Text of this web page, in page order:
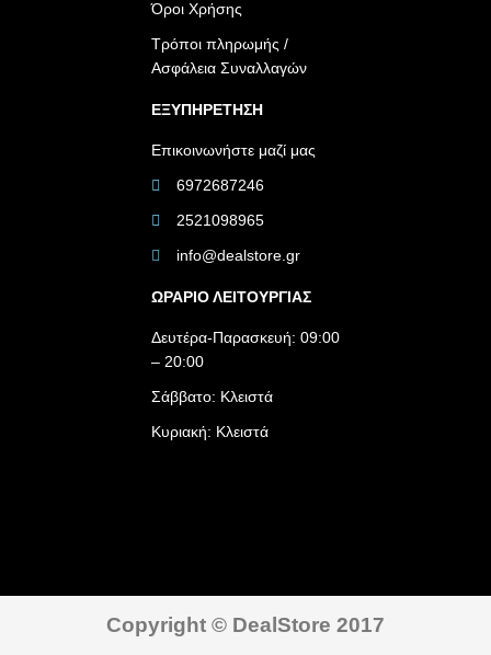
Όροι Χρήσης
Τρόποι πληρωμής /
Ασφάλεια Συναλλαγών
ΕΞΥΠΗΡΕΤΗΣΗ
Επικοινωνήστε μαζί μας
6972687246
2521098965
info@dealstore.gr
ΩΡΑΡΙΟ ΛΕΙΤΟΥΡΓΙΑΣ​
Δευτέρα-Παρασκευή: 09:00
– 20:00
Σάββατο: Κλειστά
Κυριακή: Κλειστά
Copyright © DealStore 2017